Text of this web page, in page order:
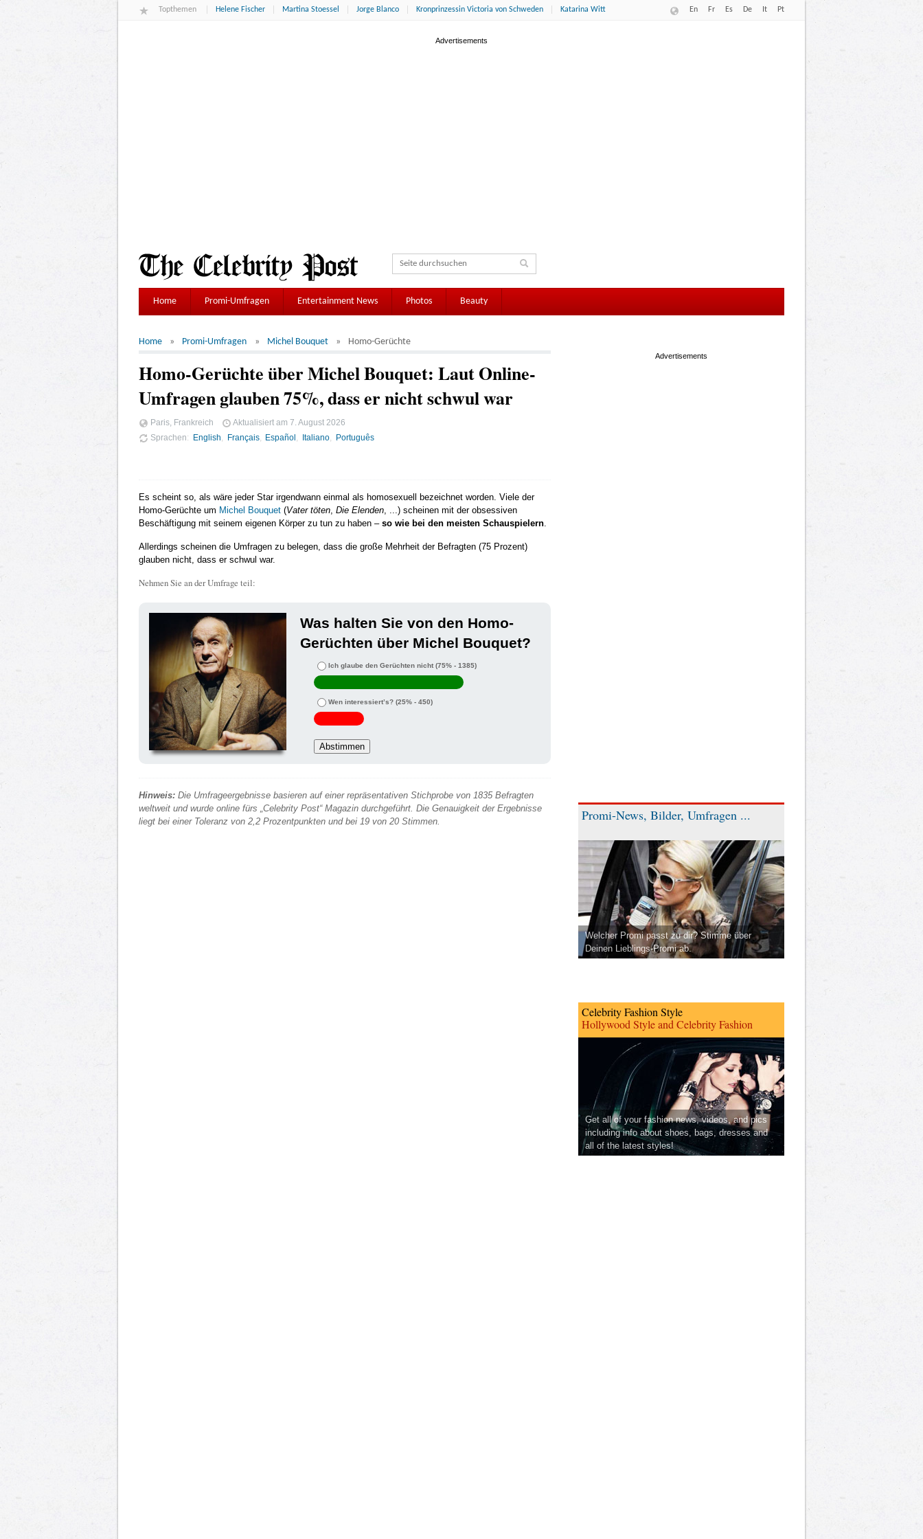
Topthemen Helene Fischer Martina Stoessel Jorge Blanco Kronprinzessin Victoria von Schweden Katarina Witt En Fr Es De It Pt
Home Promi-Umfragen Entertainment News Photos Beauty
Home Promi-Umfragen Michel Bouquet Homo-Gerüchte
Homo-Gerüchte über Michel Bouquet: Laut Online-
Umfragen glauben 75%, dass er nicht schwul war
Paris, Frankreich Aktualisiert am 7. August 2026
Sprachen
English Français Español Italiano Português
Es scheint so, als wäre jeder Star irgendwann einmal als homosexuell bezeichnet worden. Viele der
Homo-Gerüchte um Michel Bouquet (Vater töten Die Elenden , ...) scheinen mit der obsessiven
Beschäftigung mit seinem eigenen Körper zu tun zu haben – so wie bei den meisten Schauspielern
Allerdings scheinen die Umfragen zu belegen, dass die große Mehrheit der Befragten (75 Prozent)
glauben nicht, dass er schwul war.
Nehmen Sie an der Umfrage teil:
Was halten Sie von den Homo-
Gerüchten über Michel Bouquet?
Ich glaube den Gerüchten nicht (75% - 1385)
Wen interessiert’s? (25% - 450)
Hinweis: Die Umfrageergebnisse basieren auf einer repräsentativen Stichprobe von 1835 Befragten
weltweit und wurde online fürs „Celebrity Post“ Magazin durchgeführt. Die Genauigkeit der Ergebnisse
liegt bei einer Toleranz von 2,2 Prozentpunkten und bei 19 von 20 Stimmen.
Promi-News, Bilder, Umfragen ...
Welcher Promi passt zu dir? Stimme über
Deinen Lieblings-Promi ab.
Celebrity Fashion Style
Hollywood Style and Celebrity Fashion
Get all of your fashion news, videos, and pics
including info about shoes, bags, dresses and
all of the latest styles!